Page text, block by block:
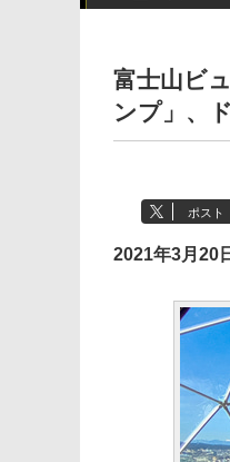
富士山ビ
ンプ」、
ポスト
2021年3月20